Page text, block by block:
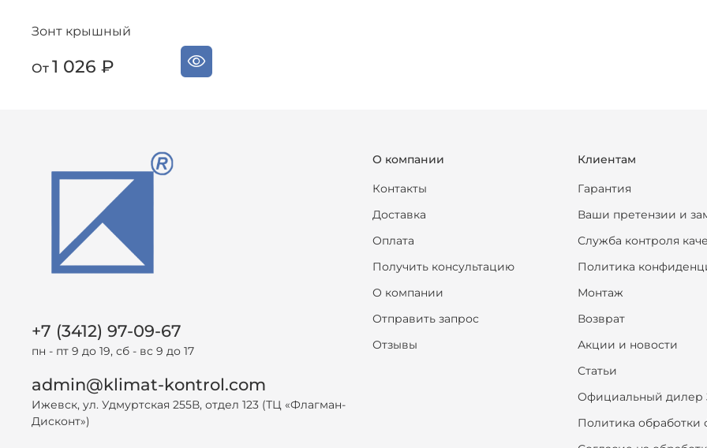
Зонт крышный
От 1 026 ₽
О компании
Контакты
Доставка
Оплата
Получить консультацию
О компании
Отправить запрос
Отзывы
Клиентам
Гарантия
Ваши претензии и
Служба контроля
Политика
Монтаж
Возврат
Акции и новости
Статьи
Официальный дилер
Политика обработки
+7 (3412) 97-09-67
пн - пт 9 до 19, сб - вс 9 до 17
admin@klimat-kontrol.com
Ижевск, ул. Удмуртская 255В, отдел 123 (ТЦ «Флагман-
Дисконт»)